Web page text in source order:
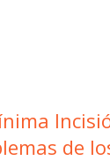
de